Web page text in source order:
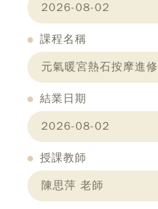
2026-08-02
課程名稱
元氣暖宮熱石按摩進
結業日期
2026-08-02
授課教師
陳思萍 老師